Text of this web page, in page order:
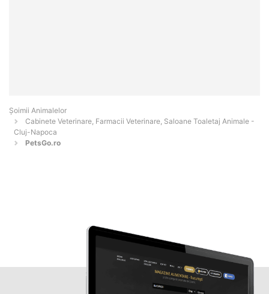
Şoimii Animalelor
Cabinete Veterinare, Farmacii Veterinare, Saloane Toaletaj Animale -
Cluj-Napoca
PetsGo.ro